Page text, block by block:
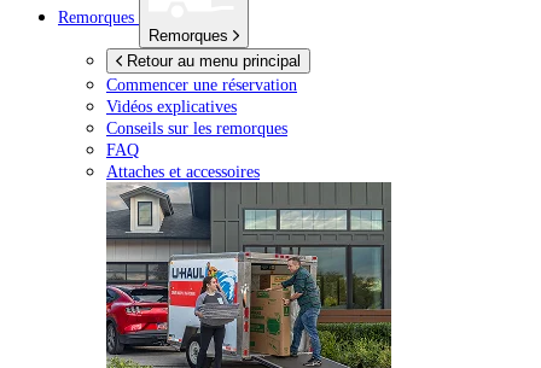
Remorques
Remorques
Retour au menu principal
Commencer une réservation
Vidéos explicatives
Conseils sur les remorques
FAQ
Attaches et accessoires